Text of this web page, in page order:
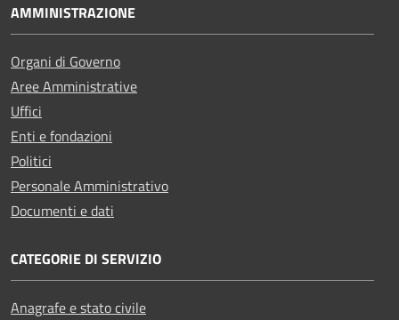
AMMINISTRAZIONE
Organi di Governo
Aree Amministrative
Uffici
Enti e fondazioni
Politici
Personale Amministrativo
Documenti e dati
CATEGORIE DI SERVIZIO
Anagrafe e stato civile